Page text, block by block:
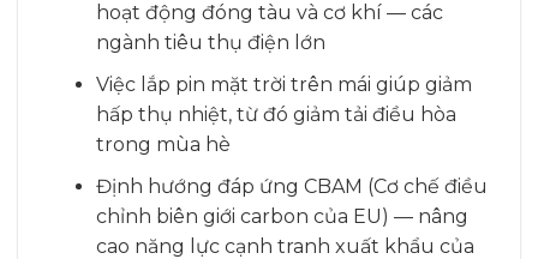
hoạt động đóng tàu và cơ khí — các
ngành tiêu thụ điện lớn
Việc lắp pin mặt trời trên mái giúp giảm
hấp thụ nhiệt, từ đó giảm tải điều hòa
trong mùa hè
Định hướng đáp ứng CBAM (Cơ chế điều
chỉnh biên giới carbon của EU) — nâng
cao năng lực cạnh tranh xuất khẩu của